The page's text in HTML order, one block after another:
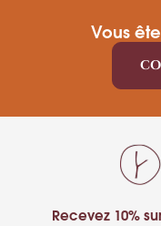
Vous
Recevez 10%